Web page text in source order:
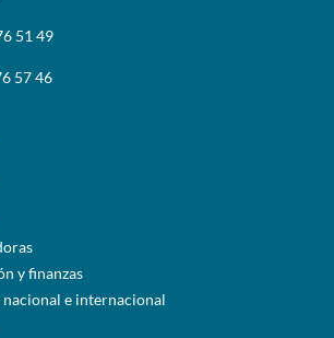
51 49
57 46
y finanzas
nacional e internacional